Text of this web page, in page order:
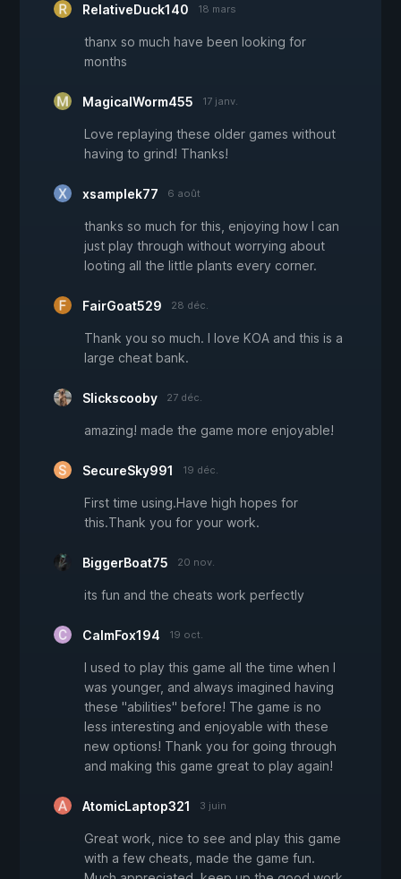
RelativeDuck140 18 mars
thanx so much have been looking for
months
MagicalWorm455 17 janv.
Love replaying these older games without
having to grind! Thanks!
xsamplek77 6 août
thanks so much for this, enjoying how I can
just play through without worrying about
looting all the little plants every corner.
FairGoat529 28 déc.
Thank you so much. I love KOA and this is a
large cheat bank.
Slickscooby 27 déc.
amazing! made the game more enjoyable!
SecureSky991 19 déc.
First time using.Have high hopes for
this.Thank you for your work.
BiggerBoat75 20 nov.
its fun and the cheats work perfectly
CalmFox194 19 oct.
I used to play this game all the time when I
was younger, and always imagined having
these "abilities" before! The game is no
less interesting and enjoyable with these
new options! Thank you for going through
and making this game great to play again!
AtomicLaptop321 3 juin
Great work, nice to see and play this game
with a few cheats, made the game fun.